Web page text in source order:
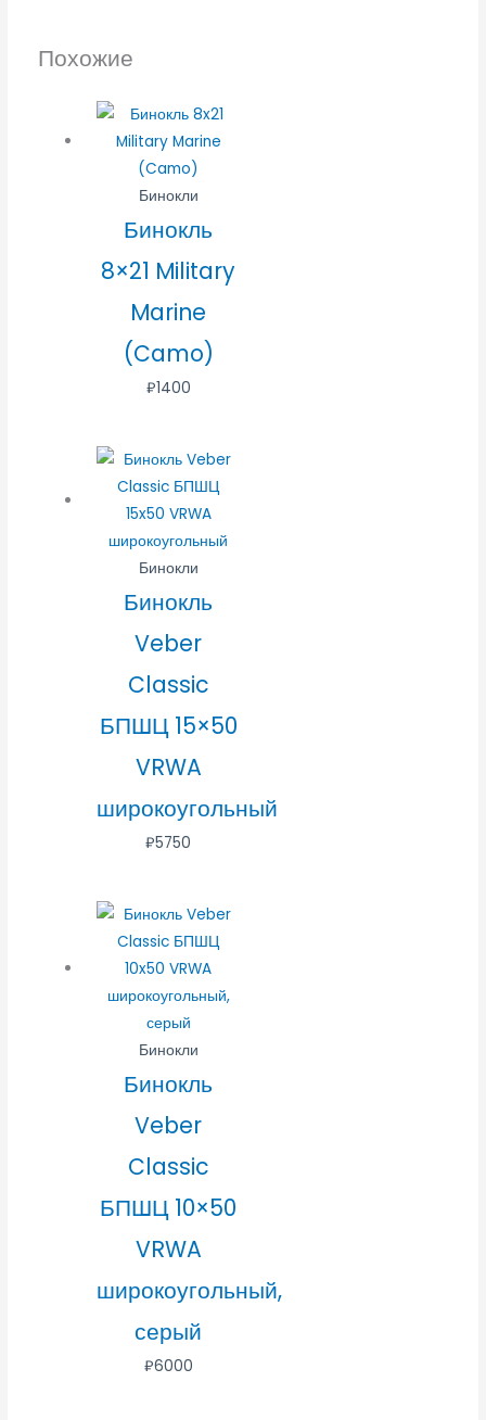
Похожие
Бинокли
Бинокль
8×21 Military
Marine
(Camo)
₽1400
Бинокли
Бинокль
Veber
Classic
БПШЦ 15×50
VRWA
широкоугольный
₽5750
Бинокли
Бинокль
Veber
Classic
БПШЦ 10×50
VRWA
широкоугольный,
серый
₽6000